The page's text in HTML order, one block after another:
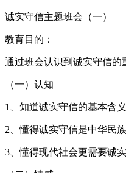
诚实守信主题班会（一）
教育目的：
通过班会认识到诚实守信的
（一）认知
1、知道诚实守信的基本含义
2、懂得诚实守信是中华民
3、懂得现代社会更需要诚实